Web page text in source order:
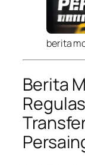
berita
Berita